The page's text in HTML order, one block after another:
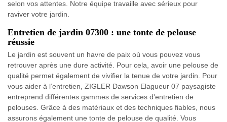
selon vos attentes. Notre équipe travaille avec sérieux pour
raviver votre jardin.
Entretien de jardin 07300 : une tonte de pelouse
réussie
Le jardin est souvent un havre de paix où vous pouvez vous
retrouver après une dure activité. Pour cela, avoir une pelouse de
qualité permet également de vivifier la tenue de votre jardin. Pour
vous aider à l’entretien, ZIGLER Dawson Elagueur 07 paysagiste
entreprend différentes gammes de services d'entretien de
pelouses. Grâce à des matériaux et des techniques fiables, nous
assurons également une tonte de pelouse de qualité. Vous